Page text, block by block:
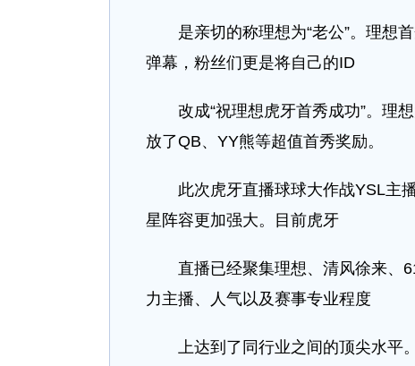
是亲切的称理想为“老公”。理想首
弹幕，粉丝们更是将自己的ID
改成“祝理想虎牙首秀成功”。理想
放了QB、YY熊等超值首秀奖励。
此次虎牙直播球球大作战YSL主播
星阵容更加强大。目前虎牙
直播已经聚集理想、清风徐来、
力主播、人气以及赛事专业程度
上达到了同行业之间的顶尖水平。